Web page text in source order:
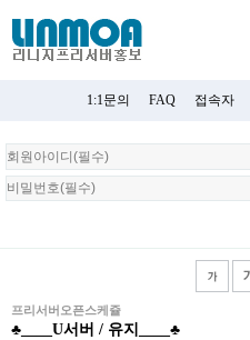
1:1문의 FAQ 접속자
회
원
로
프리서버오픈스케쥴
♣____U서버 / 유지____♣